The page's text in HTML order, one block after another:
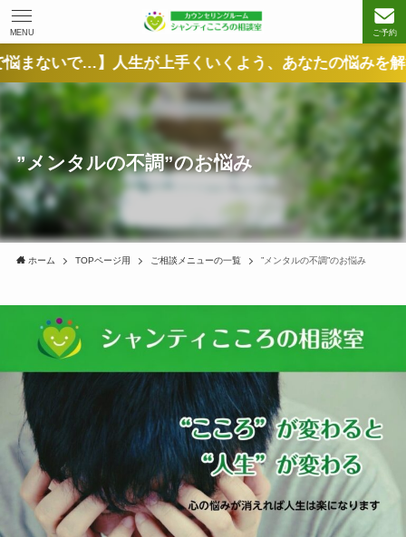
ご予約
MENU
人生が上手くいくよう、あなたの悩みを解決へ導きま
”メンタルの不調”のお悩み
ホーム TOPページ用 ご相談メニューの一覧 ”メンタルの不調”のお悩み